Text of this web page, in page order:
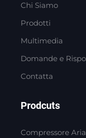
Chi Siamo
Prodotti
Multimedia
Domande e
Contatta
Prodcuts
Compressore